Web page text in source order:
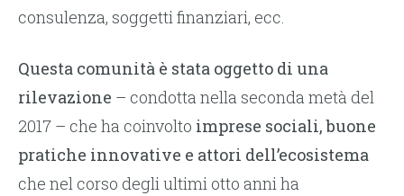
consulenza, soggetti finanziari, ecc.
Questa comunità è stata oggetto di una
rilevazione – condotta nella seconda metà del
2017 – che ha coinvolto imprese sociali, buone
pratiche innovative e attori dell’ecosistema
che nel corso degli ultimi otto anni ha